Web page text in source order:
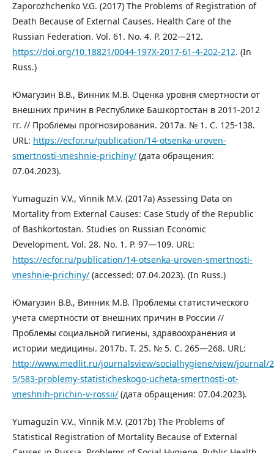
Zaporozhchenko V.G. (2017) The Problems of Registration of
Death Because of External Causes. Health Care of the
Russian Federation. Vol. 61. No. 4. P. 202—212.
https://doi.org/10.18821/0044-197X-2017-61-4-202-212. (In
Russ.)
Юмагузин В.В., Винник М.В. Оценка уровня смертности от
внешних причин в Республике Башкортостан в 2011-2012
гг. // Проблемы прогнозирования. 2017a. № 1. С. 125-138.
URL: https://ecfor.ru/publication/14-otsenka-uroven-
smertnosti-vneshnie-prichiny/ (дата обращения:
07.04.2023).
Yumaguzin V.V., Vinnik M.V. (2017a) Assessing Data on
Mortality from External Causes: Case Study of the Republic
of Bashkortostan. Studies on Russian Economic
Development. Vol. 28. No. 1. P. 97—109. URL:
https://ecfor.ru/publication/14-otsenka-uroven-smertnosti-
vneshnie-prichiny/ (accessed: 07.04.2023). (In Russ.)
Юмагузин В.В., Винник М.В. Проблемы статистического
учета смертности от внешних причин в России //
Проблемы социальной гигиены, здравоохранения и
истории медицины. 2017b. Т. 25. № 5. С. 265—268. URL:
http://www.medlit.ru/journalsview/socialhygiene/view/journal/
5/583-problemy-statisticheskogo-ucheta-smertnosti-ot-
vneshnih-prichin-v-rossii/ (дата обращения: 07.04.2023).
Yumaguzin V.V., Vinnik M.V. (2017b) The Problems of
Statistical Registration of Mortality Because of External